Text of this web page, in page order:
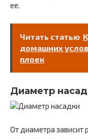
ее.
Читать статью
домашних
плоек
Диаметр
От диаметра зависит